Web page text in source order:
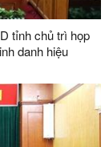
tỉnh chủ trì họp
danh hiệu